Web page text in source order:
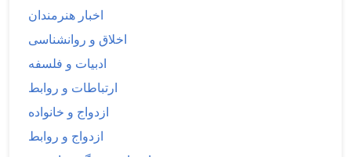
اخبار هنرمندان
اخلاق و روانشناسی
ادبیات و فلسفه
ارتباطات و روابط
ازدواج و خانواده
ازدواج و روابط